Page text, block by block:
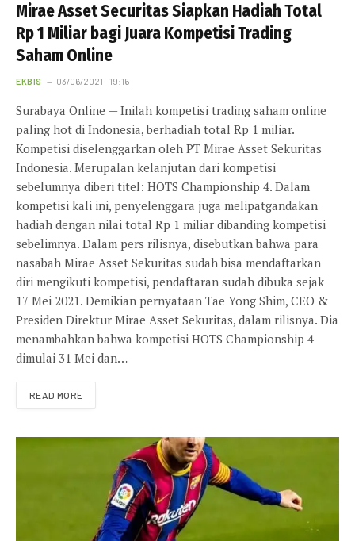
Mirae Asset Securitas Siapkan Hadiah Total
Rp 1 Miliar bagi Juara Kompetisi Trading
Saham Online
EKBIS 03/06/2021 - 19:16
Surabaya Online — Inilah kompetisi trading saham online
paling hot di Indonesia, berhadiah total Rp 1 miliar.
Kompetisi diselenggarkan oleh PT Mirae Asset Sekuritas
Indonesia. Merupalan kelanjutan dari kompetisi
sebelumnya diberi titel: HOTS Championship 4. Dalam
kompetisi kali ini, penyelenggara juga melipatgandakan
hadiah dengan nilai total Rp 1 miliar dibanding kompetisi
sebelimnya. Dalam pers rilisnya, disebutkan bahwa para
nasabah Mirae Asset Sekuritas sudah bisa mendaftarkan
diri mengikuti kompetisi, pendaftaran sudah dibuka sejak
17 Mei 2021. Demikian pernyataan Tae Yong Shim, CEO &
Presiden Direktur Mirae Asset Sekuritas, dalam rilisnya. Dia
menambahkan bahwa kompetisi HOTS Championship 4
dimulai 31 Mei dan…
READ MORE